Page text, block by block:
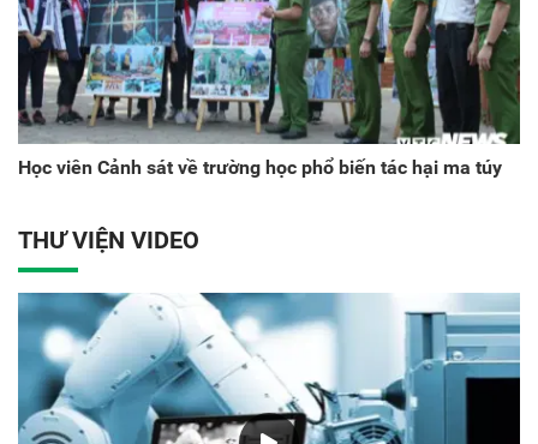
Học viên Cảnh sát về trường học phổ biến tác hại ma túy
THƯ VIỆN VIDEO